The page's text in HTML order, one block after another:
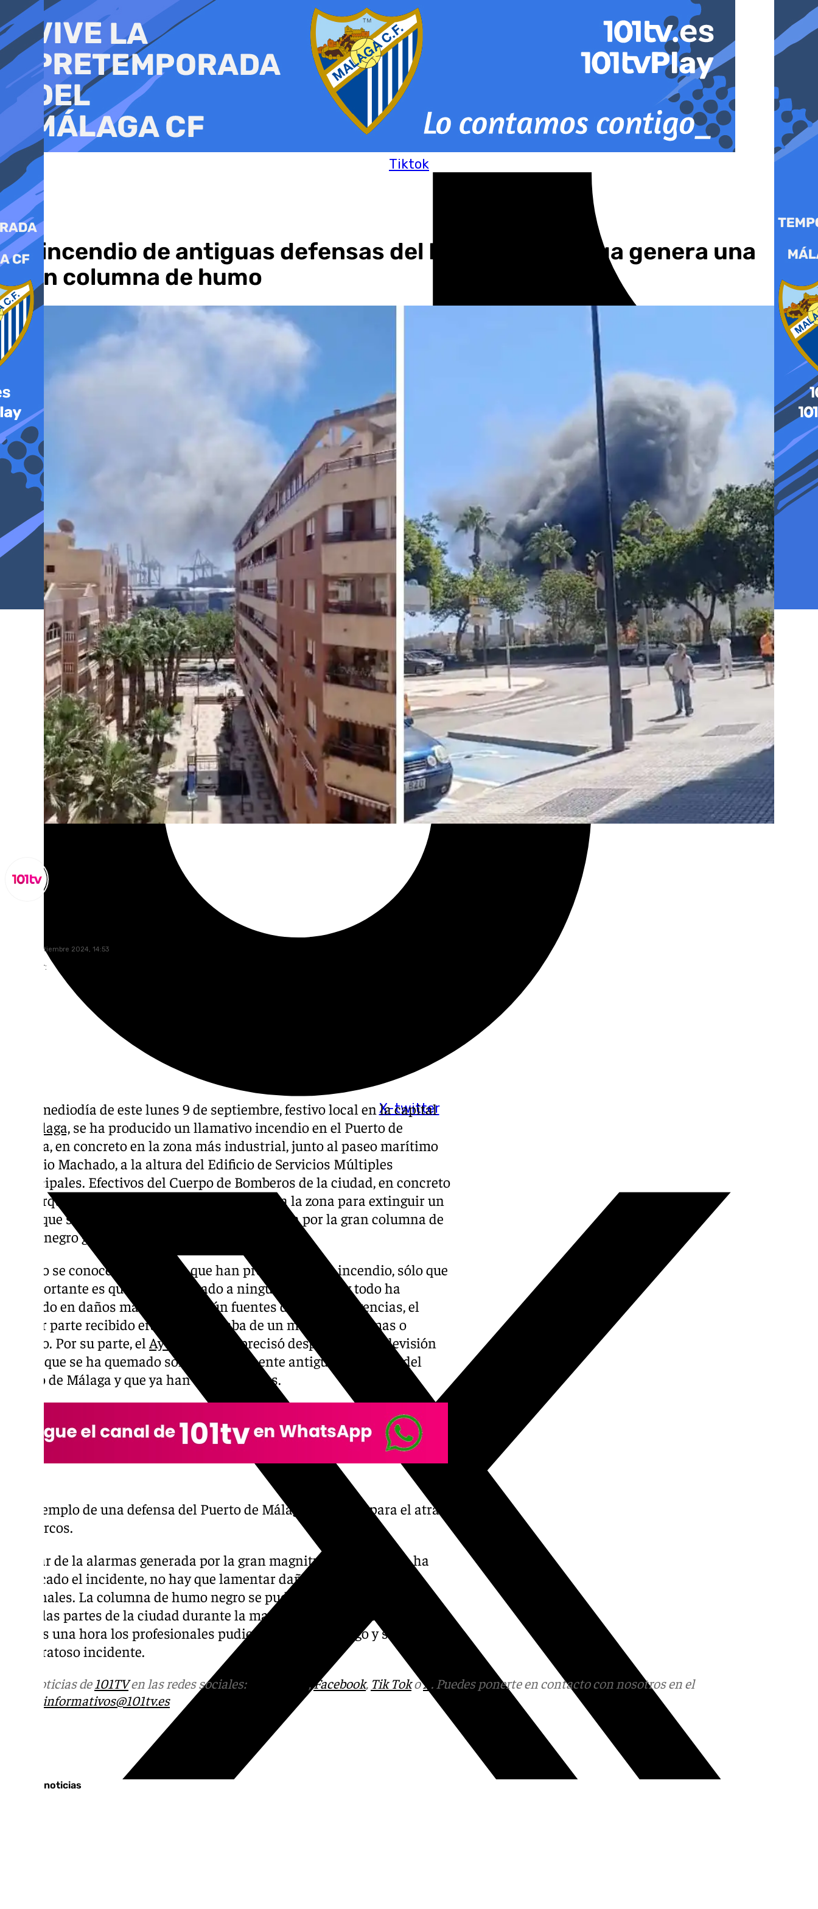
al
contenido
Tiktok
X-twitter
Un incendio de antiguas defensas del Puerto de Málaga genera una
gran columna de humo
lunes, 9 septiembre 2024, 14:53
Compartir:
En el mediodía de este lunes 9 de septiembre, festivo local en la capital
Málaga, se ha producido un llamativo incendio en el Puerto de
Málaga, en concreto en la zona más industrial, junto al paseo marítimo
Antonio Machado, a la altura del Edificio de Servicios Múltiples
Municipales. Efectivos del Cuerpo de Bomberos de la ciudad, en concreto
del Parque de Pirámides, se desplazaron hasta la zona para extinguir un
fuego que sorprendió a quienes lo contemplaron por la gran columna de
humo negro generada en el cielo.
Aún no se conocen las causas que han provocado este incendio, sólo que
lo importante es que no ha afectado a ninguna persona y todo ha
quedado en daños materiales. Según fuentes del 112 Emergencias, el
primer parte recibido era que se trataba de un montón de gomas o
caucho. Por su parte, el Ayuntamiento precisó después a 101 Televisión
que lo que se ha quemado son principalmente antiguas defensas del
Puerto de Málaga y que ya han sido retiradas.
Ejemplo de una defensa del Puerto de Málaga, utilizada para el atraque de los
barcos.
A pesar de la alarmas generada por la gran magnitud de humo que ha
provocado el incidente, no hay que lamentar daños materiales ni
personales. La columna de humo negro se pudo apreciar desde casi
todas las partes de la ciudad durante la mañana de este lunes. En
apenas una hora los profesionales pudieron apagar el fuego y solucionar
el aparatoso incidente.
Más noticias de 101TVen las redes sociales: , Facebook, Tik TokoX . Puedes ponerte en contacto con nosotros en el
informativos@101tv.es
Últimas noticias